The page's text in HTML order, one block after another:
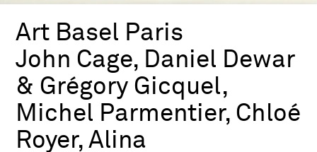
Art Basel Paris
John Cage, Daniel Dewar
& Grégory Gicquel,
Michel Parmentier, Chloé
Royer, Alina